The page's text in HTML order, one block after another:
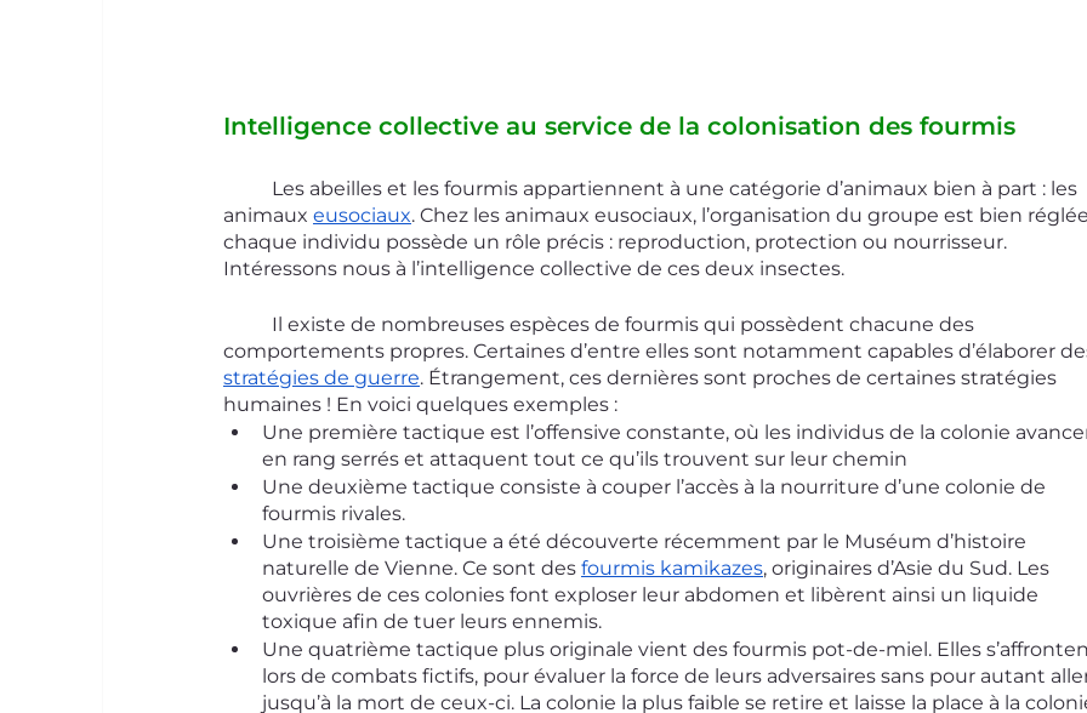
Intelligence collective au service de la colonisation des fourmis
animaux eusociaux. Chez les animaux eusociaux, l’organisation du groupe est bien
chaque individu possède un rôle précis : reproduction, protection ou nourrisseur.
Intéressons nous à l’intelligence collective de ces deux insectes.
comportements propres. Certaines d’entre elles sont notamment capables d’élaborer
stratégies de guerre. Étrangement, ces dernières sont proches de certaines stratégies
humaines ! En voici quelques exemples :
Une première tactique est l’offensive constante, où les individus de la colonie
en rang serrés et attaquent tout ce qu’ils trouvent sur leur chemin
Une deuxième tactique consiste à couper l’accès à la nourriture d’une colonie de
fourmis rivales.
Une troisième tactique a été découverte récemment par le Muséum d’histoire
naturelle de Vienne. Ce sont des fourmis kamikazes, originaires d’Asie du Sud. Les
ouvrières de ces colonies font exploser leur abdomen et libèrent ainsi un liquide
toxique afin de tuer leurs ennemis.
Une quatrième tactique plus originale vient des fourmis pot-de-miel. Elles
lors de combats fictifs, pour évaluer la force de leurs adversaires sans pour autant
jusqu’à la mort de ceux-ci. La colonie la plus faible se retire et laisse la place à la